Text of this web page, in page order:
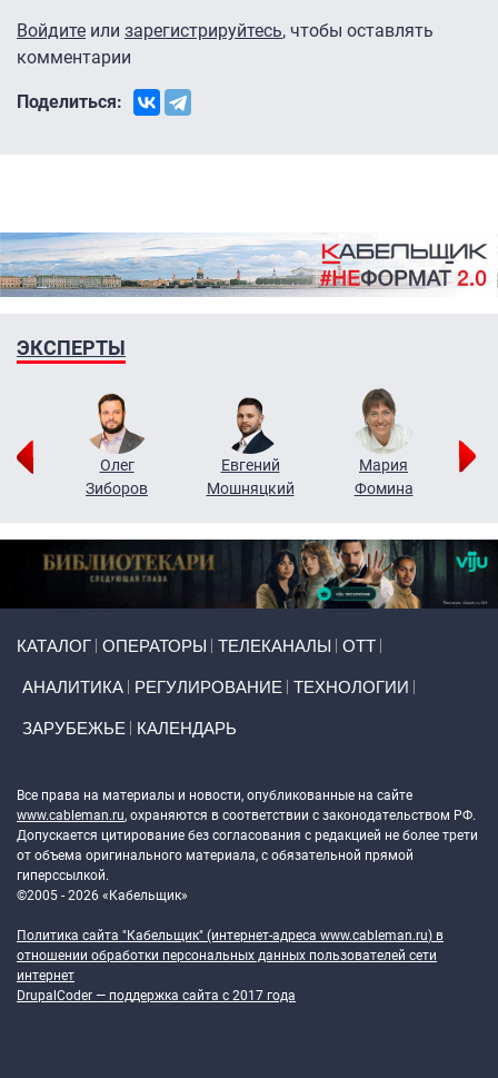
Войдите или зарегистрируйтесь, чтобы оставлять
комментарии
Поделиться:
ЭКСПЕРТЫ
Олег
Зиборов
Евгений
Мошняцкий
Мария
Фомина
КАТАЛОГ ОПЕРАТОРЫ ТЕЛЕКАНАЛЫ ОТТ
АНАЛИТИКА РЕГУЛИРОВАНИЕ ТЕХНОЛОГИИ
ЗАРУБЕЖЬЕ КАЛЕНДАРЬ
Все права на материалы и новости, опубликованные на сайте
www.cableman.ru, охраняются в соответствии с законодательством РФ.
Допускается цитирование без согласования с редакцией не более трети
от объема оригинального материала, с обязательной прямой
гиперссылкой.
©2005 - 2026 «Кабельщик»
Политика сайта "Кабельщик" (интернет-адреса www.cableman.ru) в
отношении обработки персональных данных пользователей сети
интернет
DrupalCoder — поддержка сайта c 2017 года